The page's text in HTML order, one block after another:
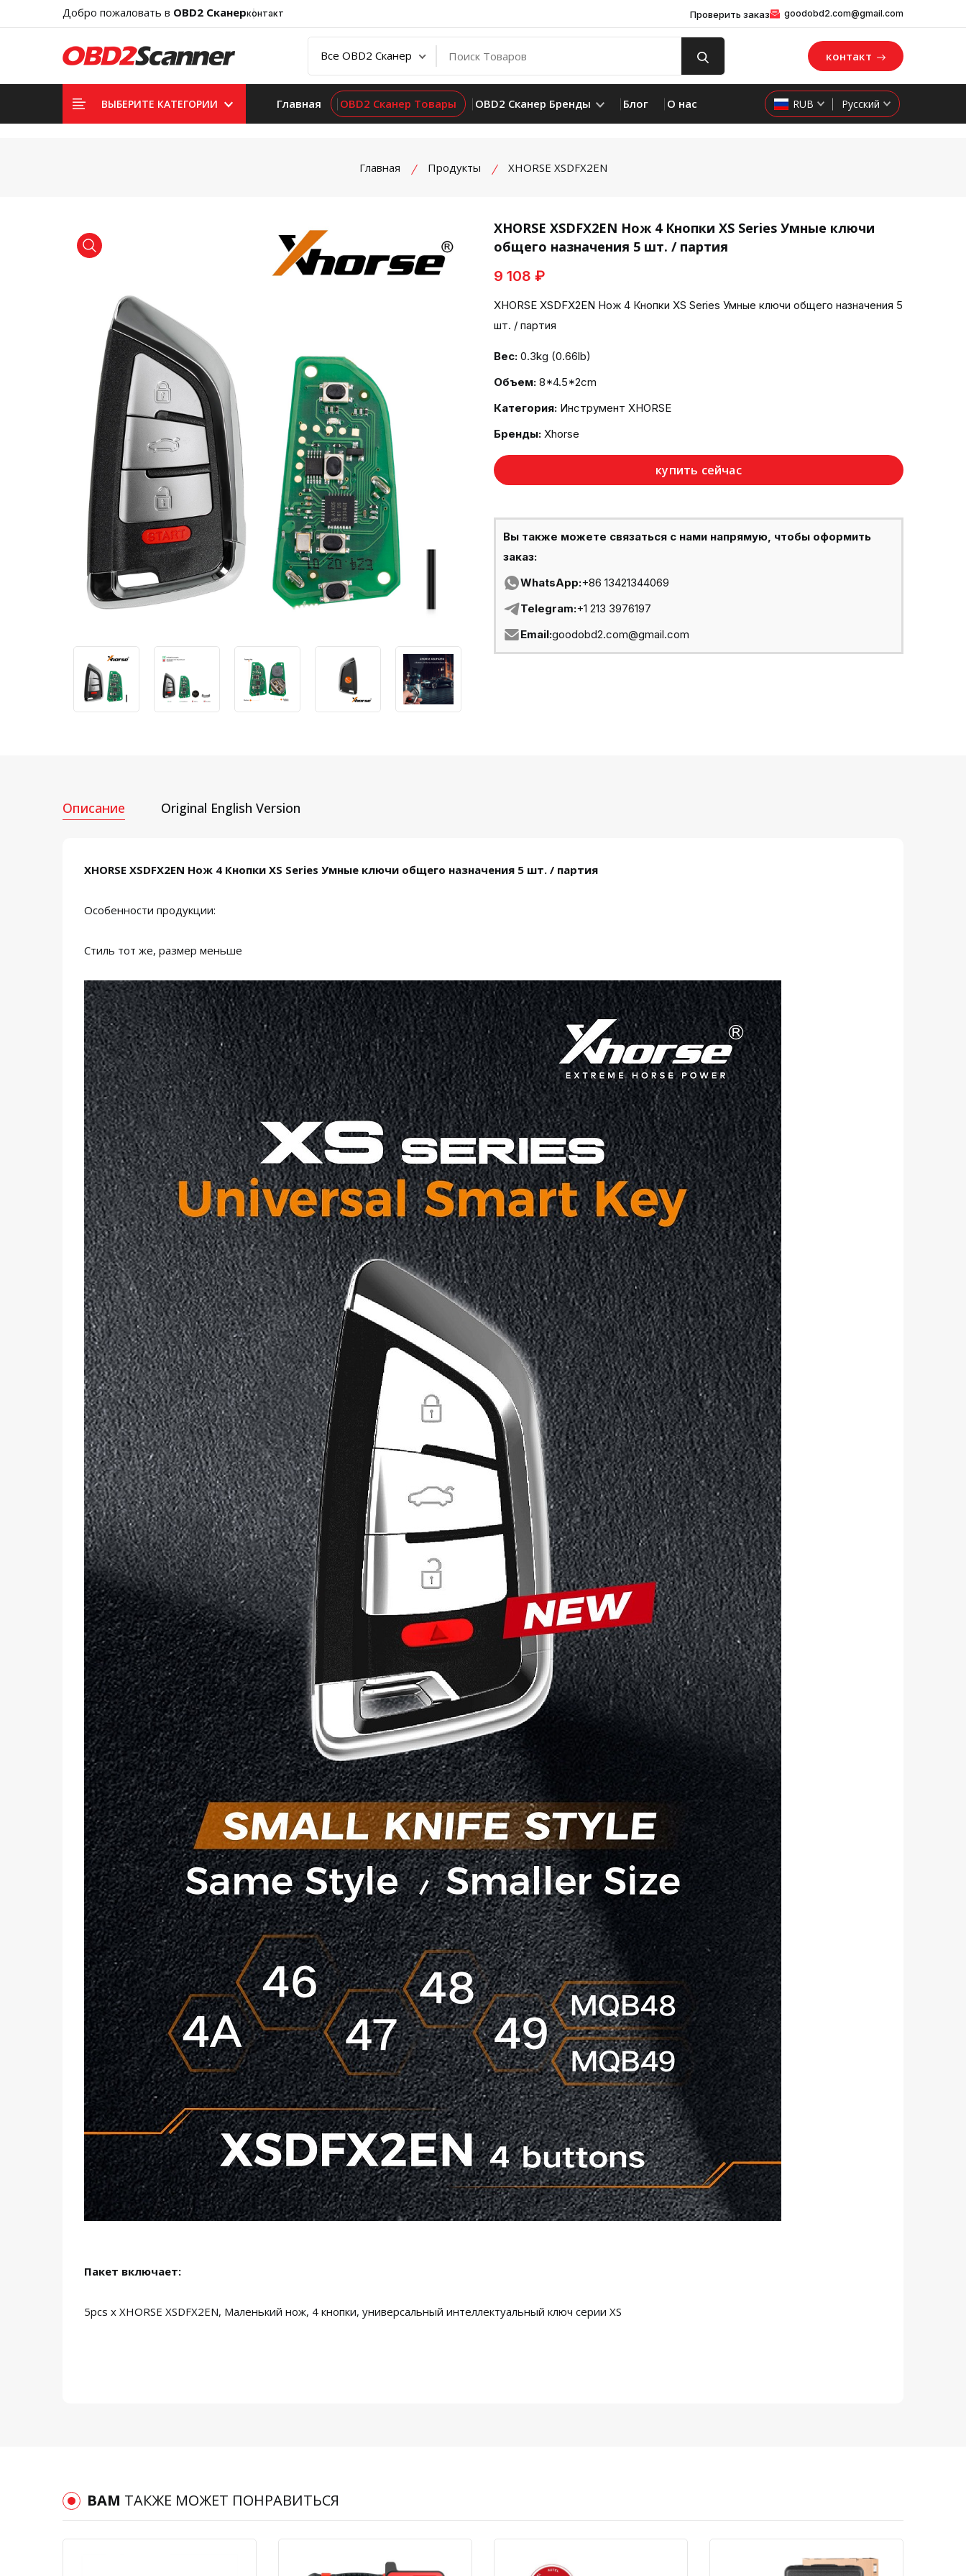
Добро пожаловать в OBD2 Сканерконтакт Проверить заказ goodobd2.com@gmail.com
контакт
ВЫБЕРИТЕ КАТЕГОРИИ Главная OBD2 Сканер Товары OBD2 Сканер Бренды Блог О нас RUB Русский
Главная Продукты XHORSE XSDFX2EN
product view
XHORSE XSDFX2EN Нож 4 Кнопки XS Series Умные ключи
общего назначения 5 шт. / партия
9 108 ₽
XHORSE XSDFX2EN Нож 4 Кнопки XS Series Умные ключи общего назначения 5
шт. / партия
Вес: 0.3kg (0.66lb)
Объем: 8*4.5*2cm
Категория: Инструмент XHORSE
Бренды: Xhorse
купить сейчас
Вы также можете связаться с нами напрямую, чтобы оформить
заказ:
WhatsApp:+86 13421344069
Telegram:+1 213 3976197
Email:goodobd2.com@gmail.com
Описание Original English Version
XHORSE XSDFX2EN Нож 4 Кнопки XS Series Умные ключи общего назначения 5 шт. / партия
Особенности продукции:
Стиль тот же, размер меньше
Пакет включает:
5pcs x XHORSE XSDFX2EN, Маленький нож, 4 кнопки, универсальный интеллектуальный ключ серии XS
ВАМ ТАКЖЕ МОЖЕТ ПОНРАВИТЬСЯ